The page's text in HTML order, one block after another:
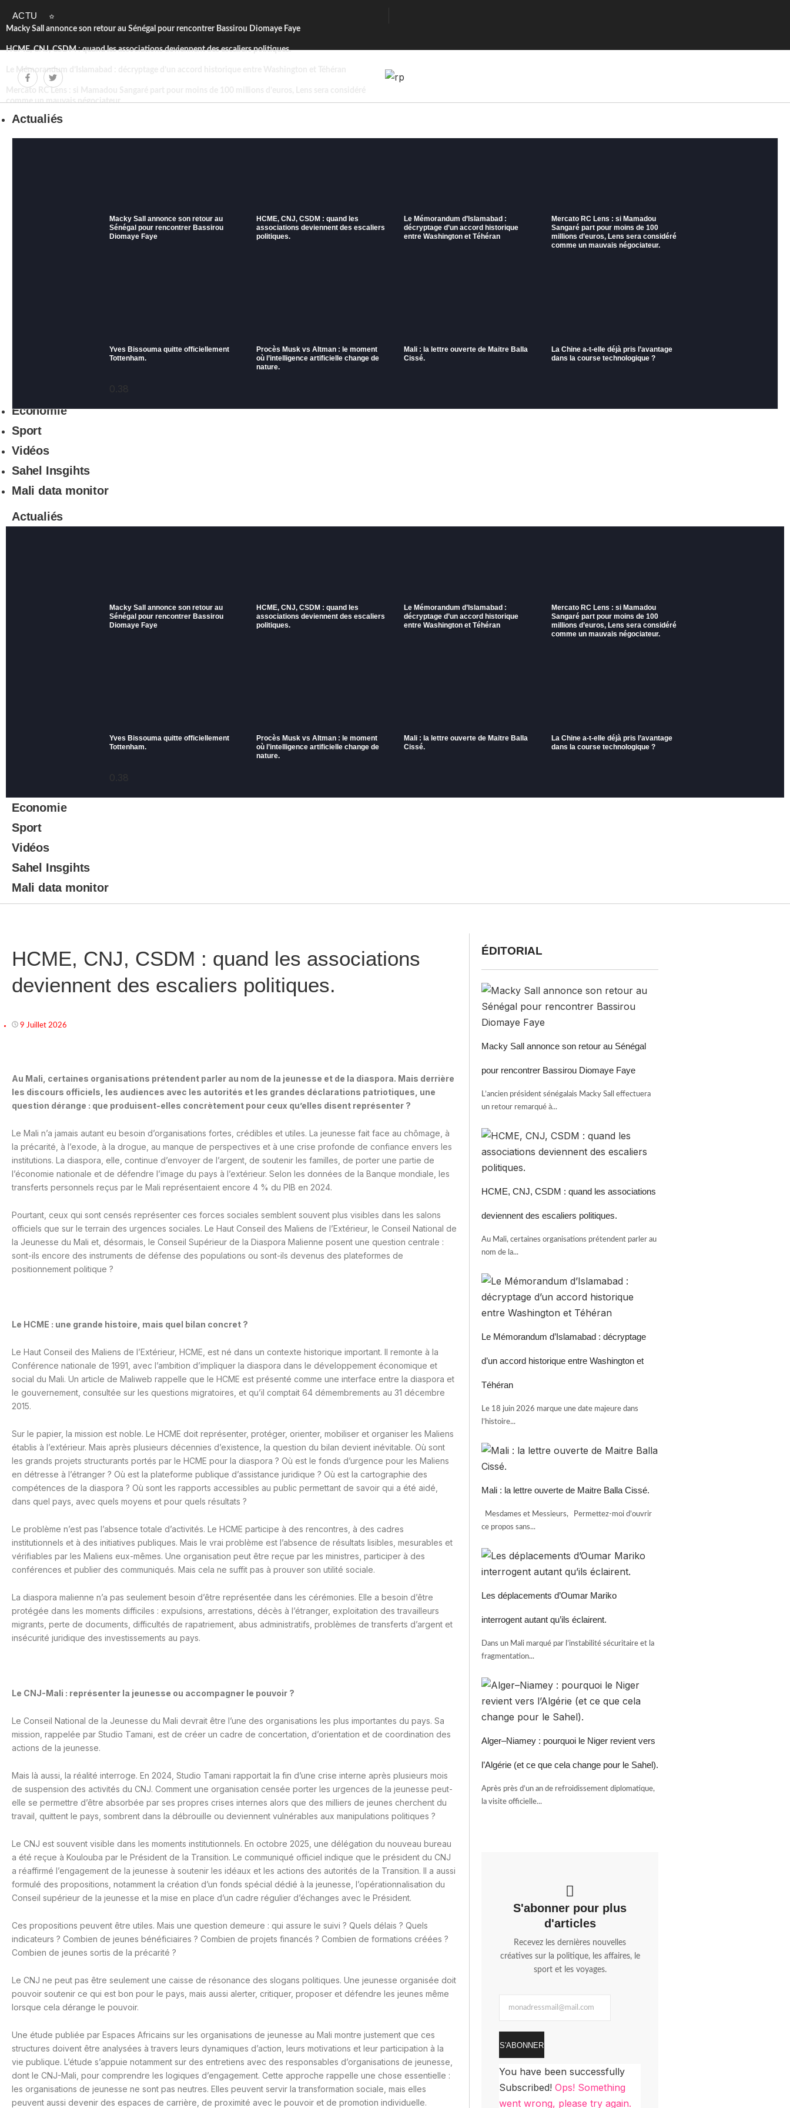
ACTU
Macky Sall annonce son retour au Sénégal pour rencontrer Bassirou Diomaye Faye
HCME, CNJ, CSDM : quand les associations deviennent des escaliers politiques.
Le Mémorandum d’Islamabad : décryptage d’un accord historique entre Washington et Téhéran
comme un mauvais négociateur.
La variété française était plus sale que le rap d’aujourd’hui.
Actualiés
Macky Sall annonce son retour au
Sénégal pour rencontrer Bassirou
Diomaye Faye
HCME, CNJ, CSDM : quand les
associations deviennent des escaliers
politiques.
Le Mémorandum d’Islamabad :
décryptage d’un accord historique
entre Washington et Téhéran
Mercato RC Lens : si Mamadou
Sangaré part pour moins de 100
millions d’euros, Lens sera considéré
comme un mauvais négociateur.
Yves Bissouma quitte officiellement
Tottenham.
Procès Musk vs Altman : le moment
où l’intelligence artificielle change de
nature.
Mali : la lettre ouverte de Maitre Balla
Cissé.
La Chine a-t-elle déjà pris l’avantage
dans la course technologique ?
Economie
Sport
Vidéos
Sahel Insgihts
Mali data monitor
Actualiés
Macky Sall annonce son retour au
Sénégal pour rencontrer Bassirou
Diomaye Faye
HCME, CNJ, CSDM : quand les
associations deviennent des escaliers
politiques.
Le Mémorandum d’Islamabad :
décryptage d’un accord historique
entre Washington et Téhéran
Mercato RC Lens : si Mamadou
Sangaré part pour moins de 100
millions d’euros, Lens sera considéré
comme un mauvais négociateur.
Yves Bissouma quitte officiellement
Tottenham.
Procès Musk vs Altman : le moment
où l’intelligence artificielle change de
nature.
Mali : la lettre ouverte de Maitre Balla
Cissé.
La Chine a-t-elle déjà pris l’avantage
dans la course technologique ?
Economie
Sport
Vidéos
Sahel Insgihts
Mali data monitor
HCME, CNJ, CSDM : quand les associations
deviennent des escaliers politiques.
9 Juillet 2026
Au Mali, certaines organisations prétendent parler au nom de la jeunesse et de la diaspora. Mais derrière
les discours officiels, les audiences avec les autorités et les grandes déclarations patriotiques, une
question dérange : que produisent-elles concrètement pour ceux qu’elles disent représenter ?
Le Mali n’a jamais autant eu besoin d’organisations fortes, crédibles et utiles. La jeunesse fait face au chômage, à
la précarité, à l’exode, à la drogue, au manque de perspectives et à une crise profonde de confiance envers les
institutions. La diaspora, elle, continue d’envoyer de l’argent, de soutenir les familles, de porter une partie de
l’économie nationale et de défendre l’image du pays à l’extérieur. Selon les données de la Banque mondiale, les
transferts personnels reçus par le Mali représentaient encore 4 % du PIB en 2024.
Pourtant, ceux qui sont censés représenter ces forces sociales semblent souvent plus visibles dans les salons
officiels que sur le terrain des urgences sociales. Le Haut Conseil des Maliens de l’Extérieur, le Conseil National de
la Jeunesse du Mali et, désormais, le Conseil Supérieur de la Diaspora Malienne posent une question centrale :
sont-ils encore des instruments de défense des populations ou sont-ils devenus des plateformes de
positionnement politique ?
Le HCME : une grande histoire, mais quel bilan concret ?
Le Haut Conseil des Maliens de l’Extérieur, HCME, est né dans un contexte historique important. Il remonte à la
Conférence nationale de 1991, avec l’ambition d’impliquer la diaspora dans le développement économique et
social du Mali. Un article de Maliweb rappelle que le HCME est présenté comme une interface entre la diaspora et
le gouvernement, consultée sur les questions migratoires, et qu’il comptait 64 démembrements au 31 décembre
2015.
Sur le papier, la mission est noble. Le HCME doit représenter, protéger, orienter, mobiliser et organiser les Maliens
établis à l’extérieur. Mais après plusieurs décennies d’existence, la question du bilan devient inévitable. Où sont
les grands projets structurants portés par le HCME pour la diaspora ? Où est le fonds d’urgence pour les Maliens
en détresse à l’étranger ? Où est la plateforme publique d’assistance juridique ? Où est la cartographie des
compétences de la diaspora ? Où sont les rapports accessibles au public permettant de savoir qui a été aidé,
dans quel pays, avec quels moyens et pour quels résultats ?
Le problème n’est pas l’absence totale d’activités. Le HCME participe à des rencontres, à des cadres
institutionnels et à des initiatives publiques. Mais le vrai problème est l’absence de résultats lisibles, mesurables et
vérifiables par les Maliens eux-mêmes. Une organisation peut être reçue par les ministres, participer à des
conférences et publier des communiqués. Mais cela ne suffit pas à prouver son utilité sociale.
La diaspora malienne n’a pas seulement besoin d’être représentée dans les cérémonies. Elle a besoin d’être
protégée dans les moments difficiles : expulsions, arrestations, décès à l’étranger, exploitation des travailleurs
migrants, perte de documents, difficultés de rapatriement, abus administratifs, problèmes de transferts d’argent et
insécurité juridique des investissements au pays.
Le CNJ-Mali : représenter la jeunesse ou accompagner le pouvoir ?
Le Conseil National de la Jeunesse du Mali devrait être l’une des organisations les plus importantes du pays. Sa
mission, rappelée par Studio Tamani, est de créer un cadre de concertation, d’orientation et de coordination des
actions de la jeunesse.
Mais là aussi, la réalité interroge. En 2024, Studio Tamani rapportait la fin d’une crise interne après plusieurs mois
de suspension des activités du CNJ. Comment une organisation censée porter les urgences de la jeunesse peut-
elle se permettre d’être absorbée par ses propres crises internes alors que des milliers de jeunes cherchent du
travail, quittent le pays, sombrent dans la débrouille ou deviennent vulnérables aux manipulations politiques ?
Le CNJ est souvent visible dans les moments institutionnels. En octobre 2025, une délégation du nouveau bureau
a été reçue à Koulouba par le Président de la Transition. Le communiqué officiel indique que le président du CNJ
a réaffirmé l’engagement de la jeunesse à soutenir les idéaux et les actions des autorités de la Transition. Il a aussi
formulé des propositions, notamment la création d’un fonds spécial dédié à la jeunesse, l’opérationnalisation du
Conseil supérieur de la jeunesse et la mise en place d’un cadre régulier d’échanges avec le Président.
Ces propositions peuvent être utiles. Mais une question demeure : qui assure le suivi ? Quels délais ? Quels
indicateurs ? Combien de jeunes bénéficiaires ? Combien de projets financés ? Combien de formations créées ?
Combien de jeunes sortis de la précarité ?
Le CNJ ne peut pas être seulement une caisse de résonance des slogans politiques. Une jeunesse organisée doit
pouvoir soutenir ce qui est bon pour le pays, mais aussi alerter, critiquer, proposer et défendre les jeunes même
lorsque cela dérange le pouvoir.
Une étude publiée par Espaces Africains sur les organisations de jeunesse au Mali montre justement que ces
structures doivent être analysées à travers leurs dynamiques d’action, leurs motivations et leur participation à la
vie publique. L’étude s’appuie notamment sur des entretiens avec des responsables d’organisations de jeunesse,
dont le CNJ-Mali, pour comprendre les logiques d’engagement. Cette approche rappelle une chose essentielle :
les organisations de jeunesse ne sont pas neutres. Elles peuvent servir la transformation sociale, mais elles
peuvent aussi devenir des espaces de carrière, de proximité avec le pouvoir et de promotion individuelle.
ÉDITORIAL
Macky Sall annonce son retour au Sénégal
pour rencontrer Bassirou Diomaye Faye
L’ancien président sénégalais Macky Sall effectuera
un retour remarqué à...
HCME, CNJ, CSDM : quand les associations
deviennent des escaliers politiques.
Au Mali, certaines organisations prétendent parler au
nom de la...
Le Mémorandum d’Islamabad : décryptage
d’un accord historique entre Washington et
Téhéran
Le 18 juin 2026 marque une date majeure dans
l’histoire...
Mali : la lettre ouverte de Maitre Balla Cissé.
Mesdames et Messieurs, Permettez-moi d’ouvrir
ce propos sans...
Les déplacements d’Oumar Mariko
interrogent autant qu’ils éclairent.
Dans un Mali marqué par l’instabilité sécuritaire et la
fragmentation...
Alger–Niamey : pourquoi le Niger revient vers
l’Algérie (et ce que cela change pour le Sahel).
Après près d’un an de refroidissement diplomatique,
la visite officielle...
S'abonner pour plus
d'articles
Recevez les dernières nouvelles
créatives sur la politique, les affaires, le
sport et les voyages.
S'ABONNER
You have been successfully
Subscribed! Ops! Something
went wrong, please try again.